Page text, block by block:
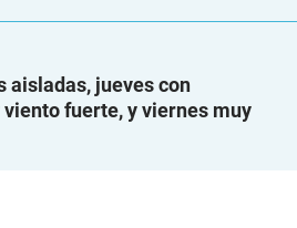
aisladas, jueves con
fuerte, y viernes muy